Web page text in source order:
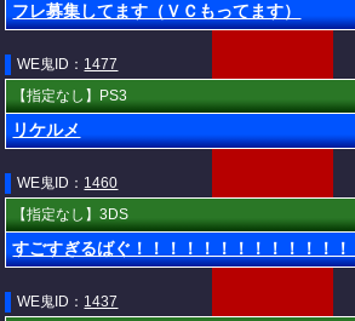
フレ募集してます（ＶＣもってます）
WE鬼ID： 1477
【指定なし】PS3
リケルメ
WE鬼ID： 1460
【指定なし】3DS
すごすぎるばぐ！！！！！！！！！！！！！
WE鬼ID： 1437